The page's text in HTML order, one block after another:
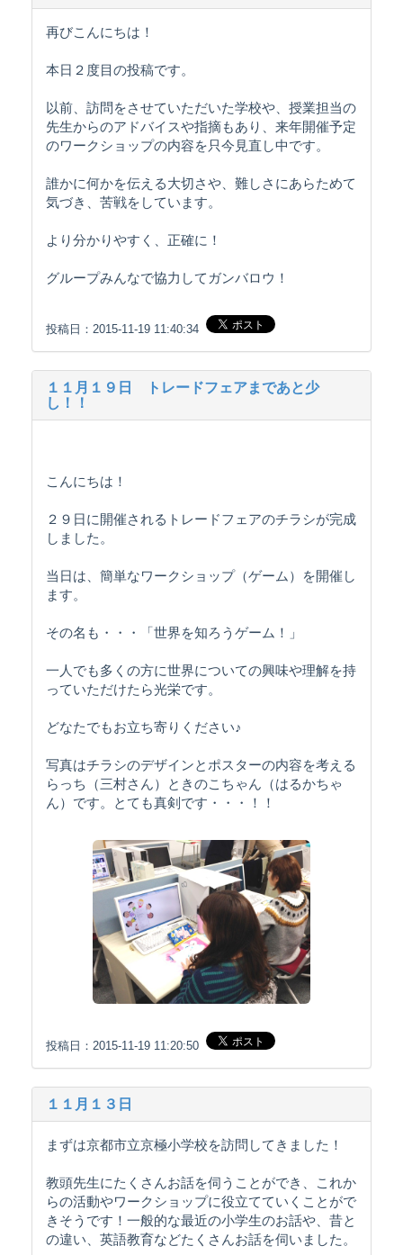
再びこんにちは！
本日２度目の投稿です。
以前、訪問をさせていただいた学校や、授業担当の
先生からのアドバイスや指摘もあり、来年開催予定
のワークショップの内容を只今見直し中です。
誰かに何かを伝える大切さや、難しさにあらためて
気づき、苦戦をしています。
より分かりやすく、正確に！
グループみんなで協力してガンバロウ！
投稿日：2015-11-19 11:40:34
１１月１９日 トレードフェアまであと少
し！！
こんにちは！
２９日に開催されるトレードフェアのチラシが完成
しました。
当日は、簡単なワークショップ（ゲーム）を開催し
ます。
その名も・・・「世界を知ろうゲーム！」
一人でも多くの方に世界についての興味や理解を持
っていただけたら光栄です。
どなたでもお立ち寄りください♪
写真はチラシのデザインとポスターの内容を考える
らっち（三村さん）ときのこちゃん（はるかちゃ
ん）です。とても真剣です・・・！！
投稿日：2015-11-19 11:20:50
１１月１３日
まずは京都市立京極小学校を訪問してきました！
教頭先生にたくさんお話を伺うことができ、これか
らの活動やワークショップに役立てていくことがで
きそうです！一般的な最近の小学生のお話や、昔と
の違い、英語教育などたくさんお話を伺いました。